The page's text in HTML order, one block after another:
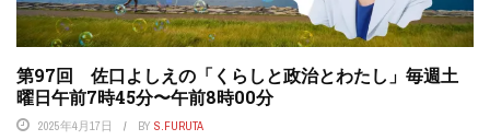
第97回 佐口よしえの「くらしと政治とわたし」毎週土
曜日午前7時45分〜午前8時00分
2025年4月17日 BY S.FURUTA